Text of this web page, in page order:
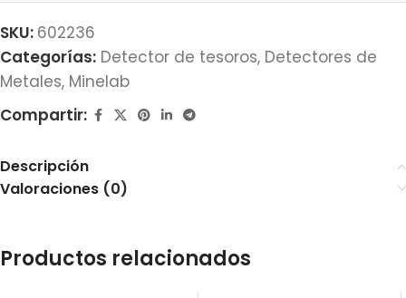
SKU: 602236
Categorías: Detector de tesoros, Detectores de
Metales, Minelab
Compartir:
Descripción
Valoraciones (0)
Productos relacionados